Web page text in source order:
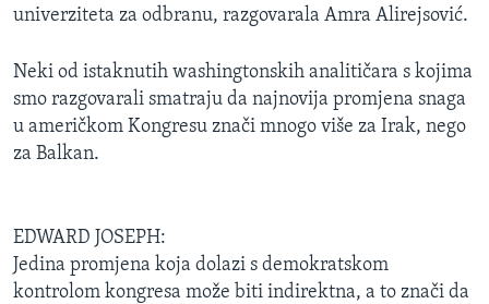
MAGAZIN
O GLASU AMERIKE
Learning English
Jezici
univerziteta za odbranu, razgovarala Amra Alirejsović.
Neki od istaknutih washingtonskih analitičara s kojima
smo razgovarali smatraju da najnovija promjena snaga
u američkom Kongresu znači mnogo više za Irak, nego
za Balkan.
EDWARD JOSEPH:
Jedina promjena koja dolazi s demokratskom
kontrolom kongresa može biti indirektna, a to znači da